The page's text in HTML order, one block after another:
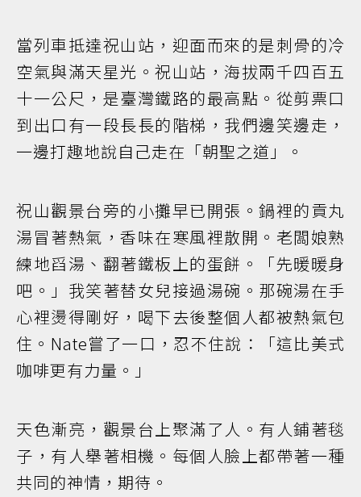
當列車抵達祝山站，迎面而來的是刺骨的冷
空氣與滿天星光。祝山站，海拔兩千四百五
十一公尺，是臺灣鐵路的最高點。從剪票口
到出口有一段長長的階梯，我們邊笑邊走，
一邊打趣地說自己走在「朝聖之道」。
祝山觀景台旁的小攤早已開張。鍋裡的貢丸
湯冒著熱氣，香味在寒風裡散開。老闆娘熟
練地舀湯、翻著鐵板上的蛋餅。「先暖暖身
吧。」我笑著替女兒接過湯碗。那碗湯在手
心裡燙得剛好，喝下去後整個人都被熱氣包
住。Nate嘗了一口，忍不住說：「這比美式
咖啡更有力量。」
天色漸亮，觀景台上聚滿了人。有人鋪著毯
子，有人舉著相機。每個人臉上都帶著一種
共同的神情，期待。